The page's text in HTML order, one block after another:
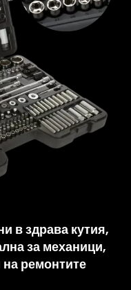
в здрава кутия,
за механици,
ремонтите